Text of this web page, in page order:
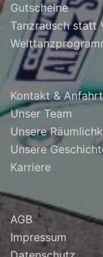
Gutscheine
Tanzrausch statt
Kontakt & Anfahrt
Unser Team
Unsere
Unsere
Karriere
AGB
Impressum